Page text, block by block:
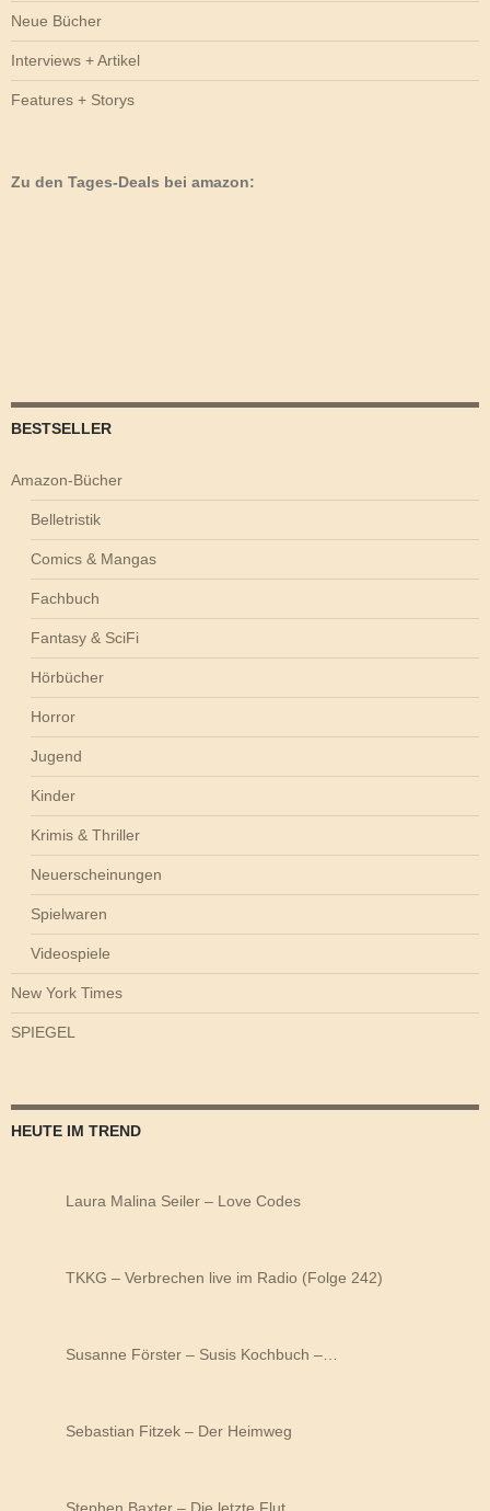
Neue Bücher
Interviews + Artikel
Features + Storys
Zu den Tages-Deals bei amazon:
BESTSELLER
Amazon-Bücher
Belletristik
Comics & Mangas
Fachbuch
Fantasy & SciFi
Hörbücher
Horror
Jugend
Kinder
Krimis & Thriller
Neuerscheinungen
Spielwaren
Videospiele
New York Times
SPIEGEL
HEUTE IM TREND
Laura Malina Seiler – Love Codes
TKKG – Verbrechen live im Radio (Folge 242)
Susanne Förster – Susis Kochbuch –…
Sebastian Fitzek – Der Heimweg
Stephen Baxter – Die letzte Flut